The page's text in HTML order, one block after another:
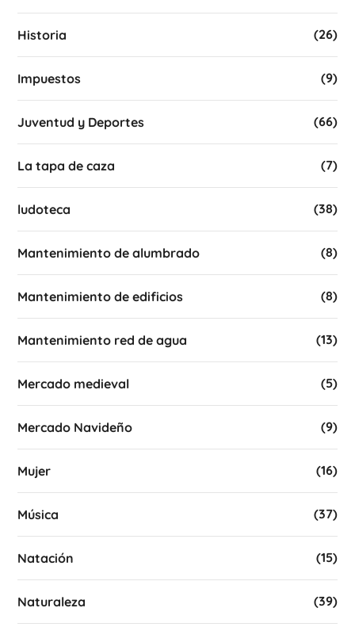
Historia (26)
Impuestos (9)
Juventud y Deportes (66)
La tapa de caza (7)
ludoteca (38)
Mantenimiento de alumbrado (8)
Mantenimiento de edificios (8)
Mantenimiento red de agua (13)
Mercado medieval (5)
Mercado Navideño (9)
Mujer (16)
Música (37)
Natación (15)
Naturaleza (39)